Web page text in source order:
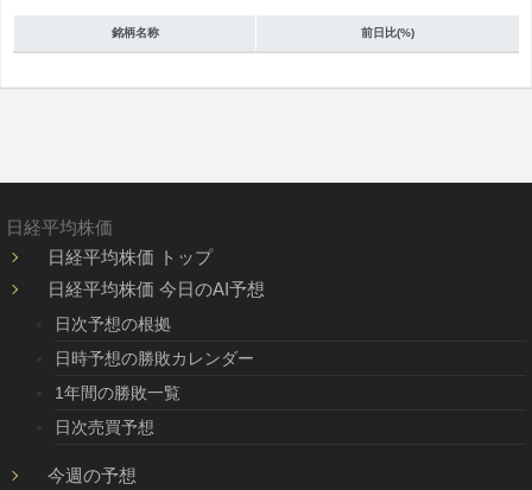
銘柄名称 前日比(%)
日経平均株価
日経平均株価 トップ
日経平均株価 今日のAI予想
日次予想の根拠
日時予想の勝敗カレンダー
1年間の勝敗一覧
日次売買予想
今週の予想